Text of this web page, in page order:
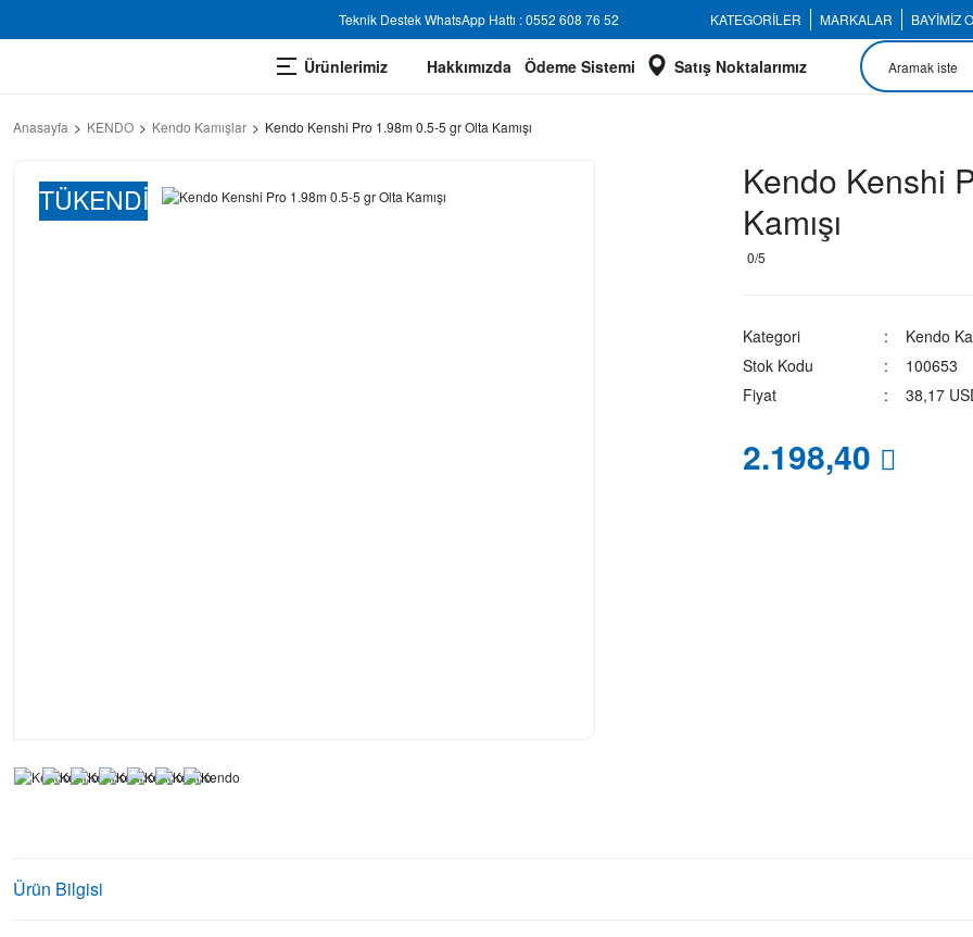
Teknik Destek WhatsApp Hattı : 0552 608 76 52 KATEGORİLER MARKALAR BAYİMİZ
Ürünlerimiz Hakkımızda Ödeme Sistemi Satış Noktalarımız
Anasayfa KENDO Kendo Kamışlar Kendo Kenshi Pro 1.98m 0.5-5 gr Olta Kamışı
TÜKENDİ
Kendo Kenshi
Kamışı
0/5
Kategori
Kendo
Stok Kodu
100653
Fiyat
38,17
2.198,40
Ürün Bilgisi